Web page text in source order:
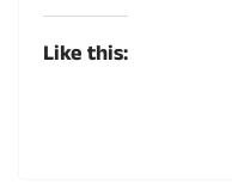
Like this: